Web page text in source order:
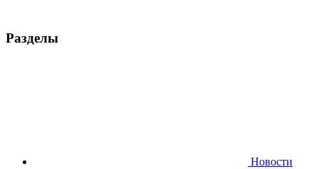
Разделы
Новости